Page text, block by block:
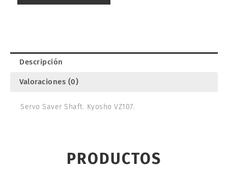
cantidad
Descripción
Valoraciones (0)
Servo Saver Shaft. Kyosho VZ107.
PRODUCTOS